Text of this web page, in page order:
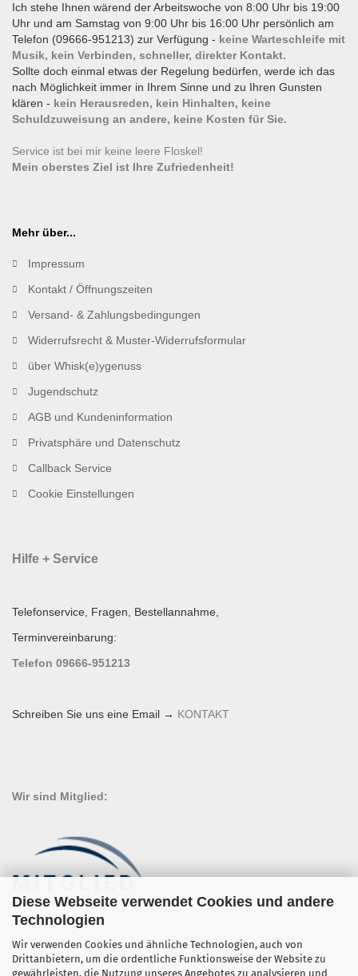
Diese Webseite verwendet Cookies und andere
Technologien
Wir verwenden Cookies und ähnliche Technologien, auch von
Drittanbietern, um die ordentliche Funktionsweise der Website zu
gewährleisten, die Nutzung unseres Angebotes zu analysieren und
Ich stehe Ihnen wärend der Arbeitswoche von 8:00 Uhr bis 19:00
Uhr und am Samstag von 9:00 Uhr bis 16:00 Uhr persönlich am
Telefon (09666-951213) zur Verfügung - keine Warteschleife mit
Musik, kein Verbinden, schneller, direkter Kontakt.
Sollte doch einmal etwas der Regelung bedürfen, werde ich das
nach Möglichkeit immer in Ihrem Sinne und zu Ihren Gunsten
klären - kein Herausreden, kein Hinhalten, keine
Schuldzuweisung an andere, keine Kosten für Sie.
Service ist bei mir keine leere Floskel!
Mein oberstes Ziel ist Ihre Zufriedenheit!
Mehr über...
Impressum
Kontakt / Öffnungszeiten
Versand- & Zahlungsbedingungen
Widerrufsrecht & Muster-Widerrufsformular
über Whisk(e)ygenuss
Jugendschutz
AGB und Kundeninformation
Privatsphäre und Datenschutz
Callback Service
Cookie Einstellungen
Hilfe + Service
Telefonservice, Fragen, Bestellannahme,
Terminvereinbarung:
Telefon 09666-951213
Schreiben Sie uns eine Email → KONTAKT
Wir sind Mitglied: